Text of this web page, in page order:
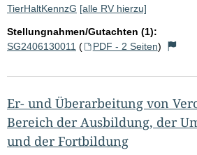
TierHaltKennzG [alle RV hierzu]
Stellungnahmen/Gutachten (1):
SG2406130011 ( PDF - 2 Seiten)
Er- und Überarbeitung von
Bereich der Ausbildung, der
und der Fortbildung